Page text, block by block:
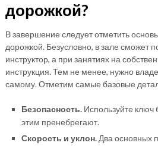
дорожкой?
В завершение следует отметить
дорожкой. Безусловно, в зале сможет
инструктор, а при занятиях на
инструкция. Тем не менее, нужно
самому. Отметим самые базовые
Безопасность.Используйте ключ
этим пренебрегают.
Скорость и уклон.Два основных